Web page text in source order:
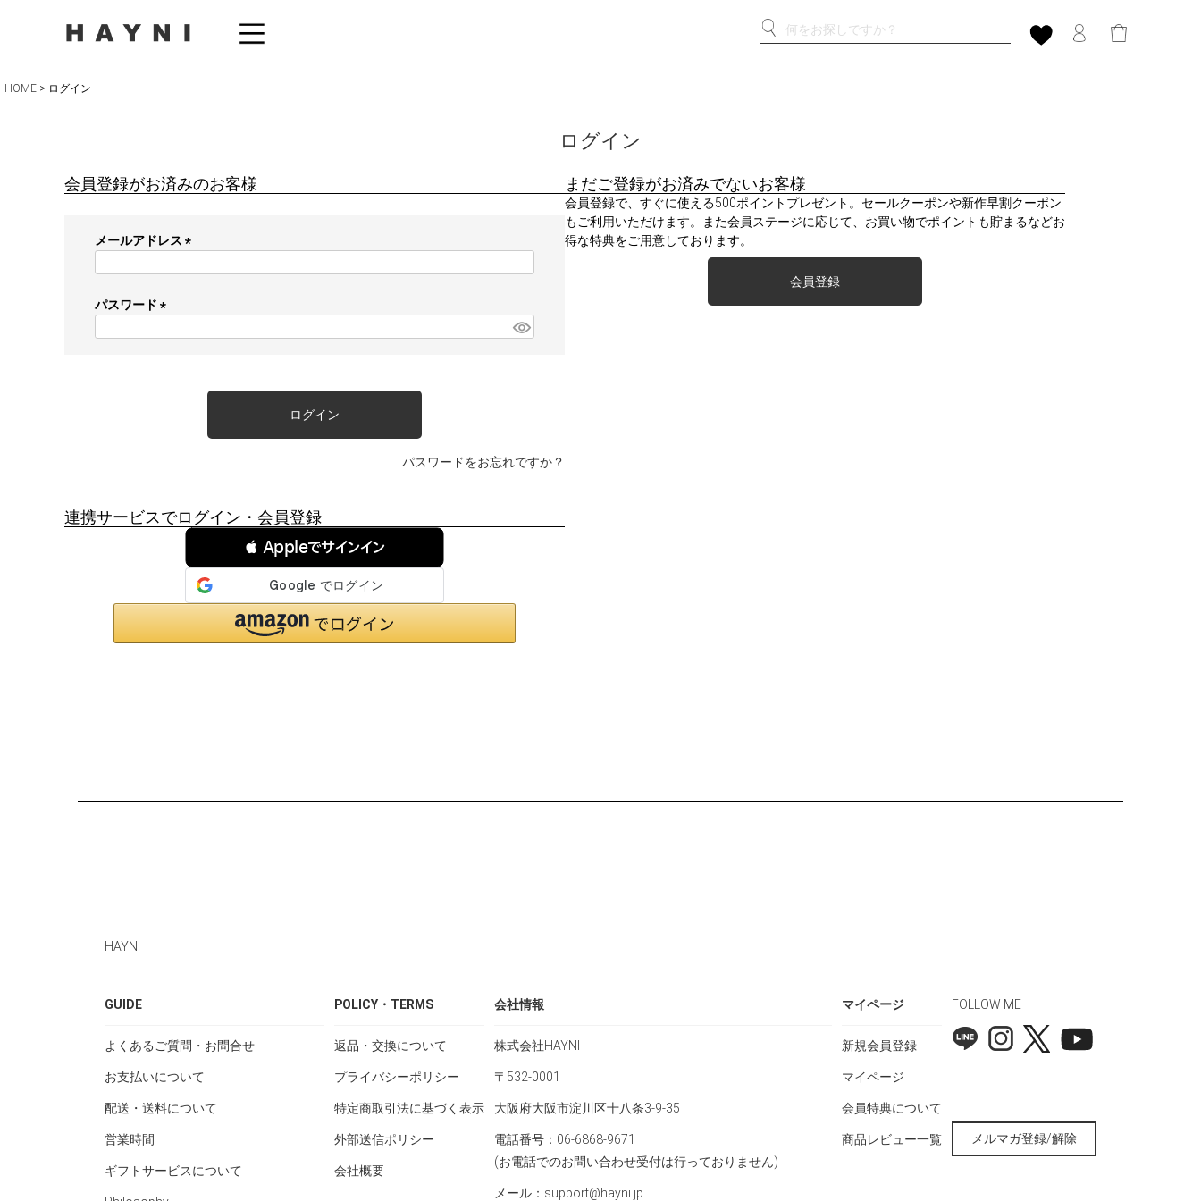
HOME ログイン
ログイン
会員登録がお済みのお客様
メールアドレス
)
パスワード
ログイン
パスワードをお忘れですか？
連携サービスでログイン・会員登録
 Appleでサインイン
まだご登録がお済みでないお客様
会員登録で、すぐに使える500ポイントプレゼント。セールクーポンや新作早割クーポン
もご利用いただけます。また会員ステージに応じて、お買い物でポイントも貯まるなどお
得な特典をご用意しております。
会員登録
HAYNI
GUIDE
よくあるご質問・お問合せ
お支払いについて
配送・送料について
営業時間
ギフトサービスについて
POLICY・TERMS
返品・交換について
プライバシーポリシー
特定商取引法に基づく表示
外部送信ポリシー
会社概要
会社情報
株式会社HAYNI
〒532-0001
大阪府大阪市淀川区十八条3-9-35
電話番号：06-6868-9671
(お電話でのお問い合わせ受付は行っておりません)
メール：support@hayni.jp
マイページ
新規会員登録
マイページ
会員特典について
商品レビュー一覧
FOLLOW ME
メルマガ登録/解除